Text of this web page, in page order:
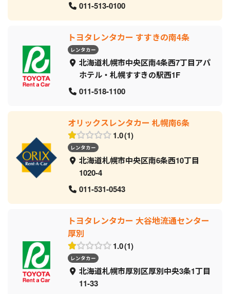
011-513-0100
トヨタレンタカー すすきの南4条
レンタカー
北海道札幌市中央区南4条西7丁目アパ
ホテル・札幌すすきの駅西1F
011-518-1100
オリックスレンタカー 札幌南6条
1.0 1
レンタカー
北海道札幌市中央区南6条西10丁目
1020-4
011-531-0543
トヨタレンタカー 大谷地流通センター
厚別
1.0 1
レンタカー
北海道札幌市厚別区厚別中央3条1丁目
11-33